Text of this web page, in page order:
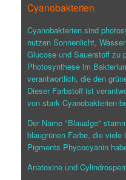
Cyanobakterien
Cyanobakterien sind
nutzen Sonnenlicht,
Glucose und Sauerstoff zu
Photosynthese im
verantwortlich, die den
Dieser Farbstoff ist
von stark Cyanobakterien-
Der Name "Blaualge"
blaugrünen Farbe, die viele
Pigments Phycocyanin
Anatoxine und